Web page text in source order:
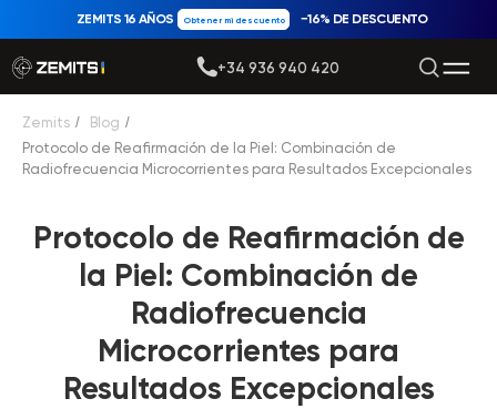
Obtener mi descuento
ZEMITS 16 AÑOS −16% DE DESCUENTO
+34 936 940 420
Zemits / Blog /
Protocolo de Reafirmación de la Piel: Combinación de
Radiofrecuencia Microcorrientes para Resultados Excepcionales
Protocolo de Reafirmación de
la Piel: Combinación de
Radiofrecuencia
Microcorrientes para
Resultados Excepcionales